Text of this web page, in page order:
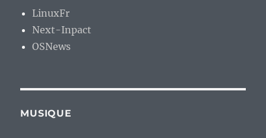
LinuxFr
Next-Inpact
OSNews
MUSIQUE